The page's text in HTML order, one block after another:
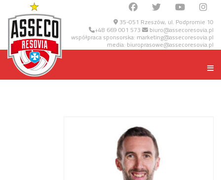
35-051 Rzeszów, ul. Podpromie 10
+48 669 001 573 biuro@assecoresovia.pl
współpraca sponsorska: marketing@assecoresovia.pl
media: biuroprasowe@assecoresovia.pl